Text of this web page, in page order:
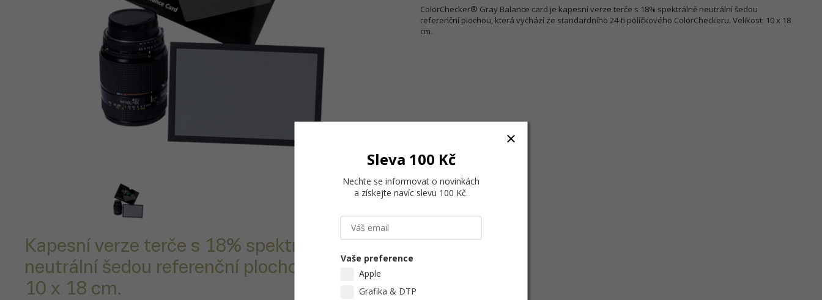
Kapesní verze terče s 18% spektrálně
neutrální šedou referenční plochou. Velikost:
10 x 18 cm.
ColorChecker® Gray Balance card je kapesní verze terče s 18% spektrálně neutrální šedou
referenční plochou, která vychází ze standardního 24-ti políčkového ColorCheckeru. Velikost: 10 x 18
cm.
Sleva 100 Kč
Nechte se informovat o novinkách
a získejte navíc slevu 100 Kč.
Vaše preference
Apple
Grafika & DTP